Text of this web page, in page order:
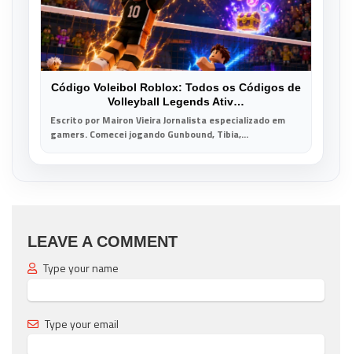
Código Voleibol Roblox: Todos os Códigos de
Volleyball Legends Ativ…
Escrito por Mairon Vieira Jornalista especializado em
gamers. Comecei jogando Gunbound, Tibia,...
LEAVE A COMMENT
Type your name
Type your email